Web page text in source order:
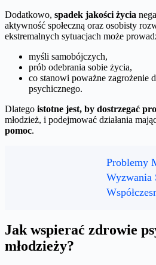
Dodatkowo, spadek jakości życia
aktywność społeczną oraz osobisty
ekstremalnych sytuacjach może
myśli samobójczych,
prób odebrania sobie życia,
co stanowi poważne zagrożenie
psychicznego.
Dlatego istotne jest, by dostrzegać
młodzież, i podejmować działania
pomoc.
Problemy
Wyzwania
Jak wspierać zdrowie
młodzieży?